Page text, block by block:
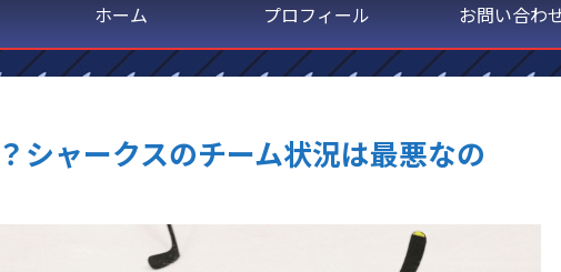
ホーム プロフィール お問い合わ
シャークスのチーム状況は最悪なの